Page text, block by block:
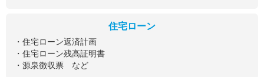
住宅ローン
・住宅ローン返済計画
・住宅ローン残高証明書
・源泉徴収票 など